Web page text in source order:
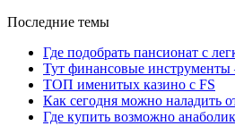
Последние темы
Где подобрать пансионат с
Тут финансовые
ТОП именитых казино с FS
Как сегодня можно наладить
Где купить возможно